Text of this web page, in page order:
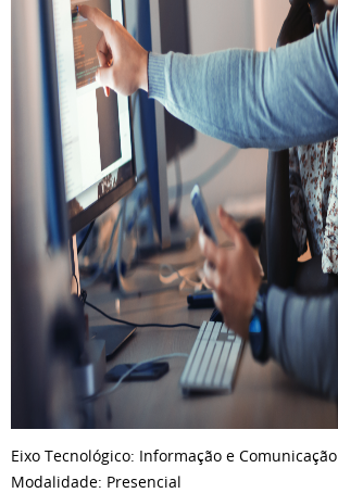
Eixo Tecnológico: Informação e Comunicação
Modalidade: Presencial